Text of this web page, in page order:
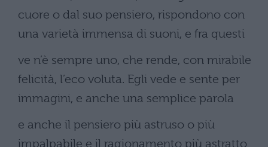
cuore o dal suo pensiero, rispondono con
una varietà immensa di suoni, e fra questi
ve n’è sempre uno, che rende, con mirabile
felicità, l’eco voluta. Egli vede e sente per
immagini, e anche una semplice parola
e anche il pensiero più astruso o più
impalpabile e il ragionamento più astratto